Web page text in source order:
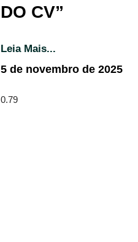
DO CV”
Leia Mais...
5 de novembro de 2025